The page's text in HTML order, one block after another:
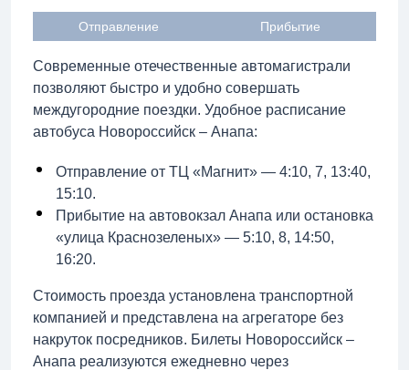
Отправление Прибытие
Современные отечественные автомагистрали
позволяют быстро и удобно совершать
междугородние поездки. Удобное расписание
автобуса Новороссийск – Анапа:
Отправление от ТЦ «Магнит» — 4:10, 7, 13:40,
15:10.
Прибытие на автовокзал Анапа или остановка
«улица Краснозеленых» — 5:10, 8, 14:50,
16:20.
Стоимость проезда установлена транспортной
компанией и представлена на агрегаторе без
накруток посредников. Билеты Новороссийск –
Анапа реализуются ежедневно через